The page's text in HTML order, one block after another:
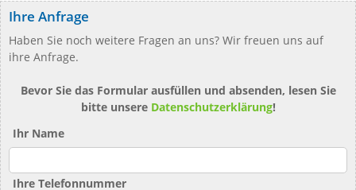
Ihre Anfrage
Haben Sie noch weitere Fragen an uns? Wir freuen uns auf
ihre Anfrage.
Bevor Sie das Formular ausfüllen und absenden, lesen Sie
bitte unsere Datenschutzerklärung!
Ihr Name
Ihre Telefonnummer